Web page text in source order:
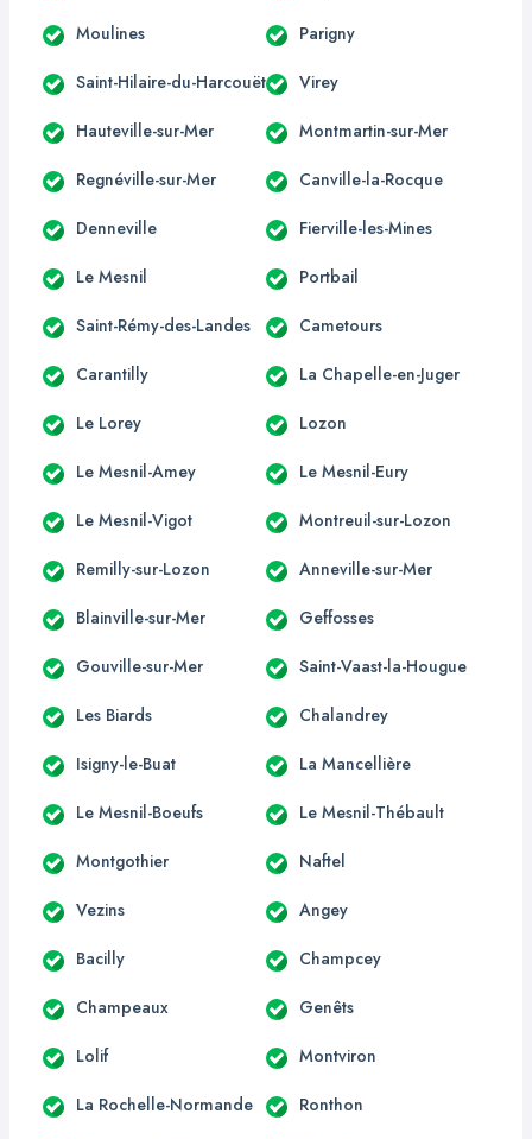
Moulines Parigny
Saint-Hilaire-du-Harcouët Virey
Hauteville-sur-Mer Montmartin-sur-Mer
Regnéville-sur-Mer Canville-la-Rocque
Denneville Fierville-les-Mines
Le Mesnil Portbail
Saint-Rémy-des-Landes Cametours
Carantilly La Chapelle-en-Juger
Le Lorey Lozon
Le Mesnil-Amey Le Mesnil-Eury
Le Mesnil-Vigot Montreuil-sur-Lozon
Remilly-sur-Lozon Anneville-sur-Mer
Blainville-sur-Mer Geffosses
Gouville-sur-Mer Saint-Vaast-la-Hougue
Les Biards Chalandrey
Isigny-le-Buat La Mancellière
Le Mesnil-Boeufs Le Mesnil-Thébault
Montgothier Naftel
Vezins Angey
Bacilly Champcey
Champeaux Genêts
Lolif Montviron
La Rochelle-Normande Ronthon